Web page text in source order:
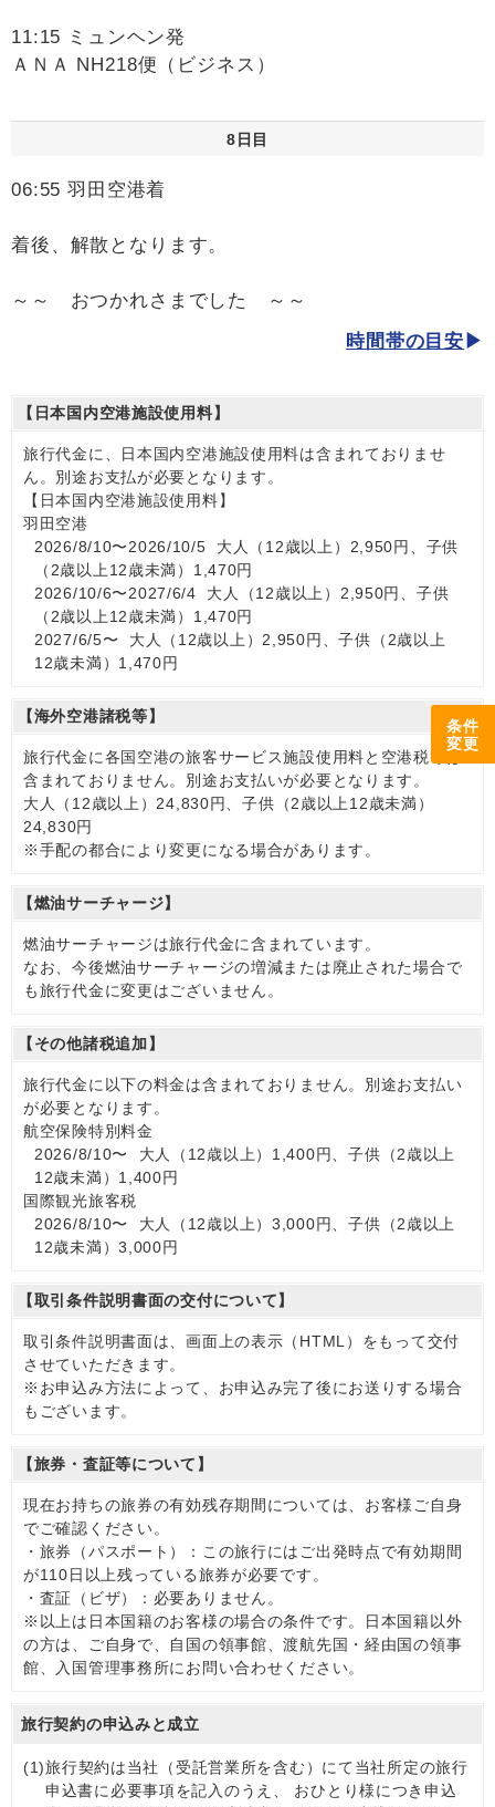
条件
変更
11:15 ミュンヘン発
ＡＮＡ NH218便（ビジネス）
8日目
06:55 羽田空港着
着後、解散となります。
～～ おつかれさまでした ～～
時間帯の目安
【日本国内空港施設使用料】
旅行代金に、日本国内空港施設使用料は含まれておりませ
ん。別途お支払が必要となります。
【日本国内空港施設使用料】
羽田空港
2026/8/10〜2026/10/5 大人（12歳以上）2,950円、子供
（2歳以上12歳未満）1,470円
2026/10/6〜2027/6/4 大人（12歳以上）2,950円、子供
（2歳以上12歳未満）1,470円
2027/6/5〜 大人（12歳以上）2,950円、子供（2歳以上
12歳未満）1,470円
【海外空港諸税等】
旅行代金に各国空港の旅客サービス施設使用料と空港税等は
含まれておりません。別途お支払いが必要となります。
大人（12歳以上）24,830円、子供（2歳以上12歳未満）
24,830円
※手配の都合により変更になる場合があります。
【燃油サーチャージ】
燃油サーチャージは旅行代金に含まれています。
なお、今後燃油サーチャージの増減または廃止された場合で
も旅行代金に変更はございません。
【その他諸税追加】
旅行代金に以下の料金は含まれておりません。別途お支払い
が必要となります。
航空保険特別料金
2026/8/10〜 大人（12歳以上）1,400円、子供（2歳以上
12歳未満）1,400円
国際観光旅客税
2026/8/10〜 大人（12歳以上）3,000円、子供（2歳以上
12歳未満）3,000円
【取引条件説明書面の交付について】
取引条件説明書面は、画面上の表示（HTML）をもって交付
させていただきます。
※お申込み方法によって、お申込み完了後にお送りする場合
もございます。
【旅券・査証等について】
現在お持ちの旅券の有効残存期間については、お客様ご自身
でご確認ください。
・旅券（パスポート）：この旅行にはご出発時点で有効期間
が110日以上残っている旅券が必要です。
・査証（ビザ）：必要ありません。
※以上は日本国籍のお客様の場合の条件です。日本国籍以外
の方は、ご自身で、自国の領事館、渡航先国・経由国の領事
館、入国管理事務所にお問い合わせください。
旅行契約の申込みと成立
(1)旅行契約は当社（受託営業所を含む）にて当社所定の旅行
申込書に必要事項を記入のうえ、 おひとり様につき申込